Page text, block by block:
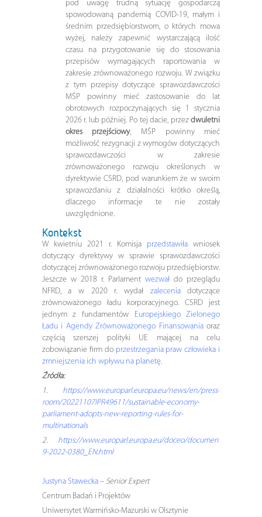
pod uwagę trudną sytuację gospodarczą
spowodowaną pandemią COVID-19, małym i
średnim przedsiębiorstwom, o których mowa
wyżej, należy zapewnić wystarczającą ilość
czasu na przygotowanie się do stosowania
przepisów wymagających raportowania w
zakresie zrównoważonego rozwoju. W związku
z tym przepisy dotyczące sprawozdawczości
MŚP powinny mieć zastosowanie do lat
obrotowych rozpoczynających się 1 stycznia
2026 r. lub później. Po tej dacie, przezdwuletni
okres przejściowy, MŚP powinny mieć
możliwość rezygnacji z wymogów dotyczących
sprawozdawczości w zakresie
zrównoważonego rozwoju określonych w
dyrektywie CSRD, pod warunkiem że w swoim
sprawozdaniu z działalności krótko określą,
dlaczego informacje te nie zostały
uwzględnione.
Kontekst
W kwietniu 2021 r. Komisja przedstawiła wniosek
dotyczący dyrektywy w sprawie sprawozdawczości
dotyczącej zrównoważonego rozwoju przedsiębiorstw.
Jeszcze w 2018 r. Parlament wezwał do przeglądu
NFRD, a w 2020 r. wydał
zaleceniadotyczące
zrównoważonego ładu korporacyjnego. CSRD jest
jednym z fundamentów
Europejskiego Zielonego
Ładui Agendy Zrównoważonego Finansowaniaoraz
częścią szerszej polityki UE mającej na celu
zobowiązanie firm do przestrzegania praw człowieka i
zmniejszenia ich wpływu na planetę.
Źródła:
1.
https://www.europarl.europa.eu/news/en/press-
room/20221107IPR49611/sustainable-economy-
parliament-adopts-new-reporting-rules-for-
multinationals
2.
https://www.europarl.europa.eu/doceo/document/TA-
9-2022-0380_EN.html
Justyna Stawecka– Senior Expert
Centrum Badań i Projektów
Uniwersytet Warmińsko-Mazurski w Olsztynie